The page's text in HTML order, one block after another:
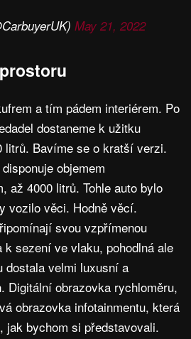
May 21, 2022
a tím pádem interiérem. Po
dostaneme k užitku
litrů. Bavíme se o kratší verzi.
objemem
až 4000 litrů. Tohle auto bylo
vozilo věci. Hodně věcí.
svou vzpřímenou
sezení ve vlaku, pohodlná ale
dostala velmi luxusní a
Digitální obrazovka rychloměru,
obrazovka infotainmentu, která
jak bychom si představovali.